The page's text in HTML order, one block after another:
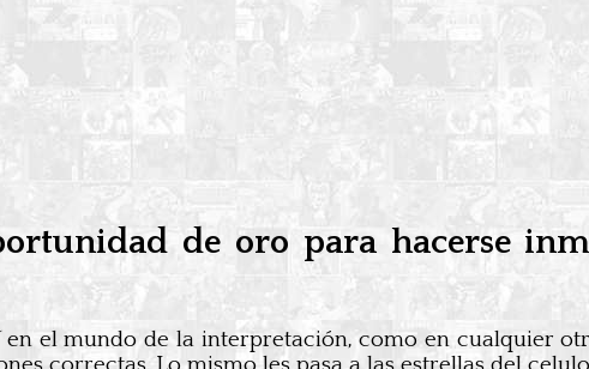
de oro para hacerse
en el mundo de la interpretación, como en cualquier